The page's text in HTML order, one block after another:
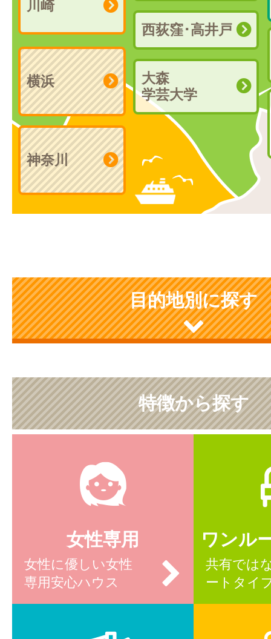
神奈川
西荻窪･高井戸
大森
学芸大学
川崎
横浜
目的地別に探す
特徴から探す
女性専用
女性に優しい女性
専用安心ハウス
ワンル
共有では
ートタイ